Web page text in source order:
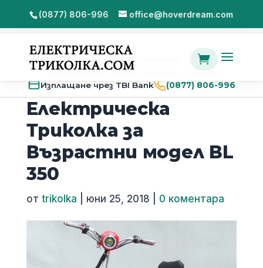
(0877) 806-996 office@hoverdream.com

2 години гаранция
Бърза доставка в цялата страна
Изплащане чрез TBI Bank
(0877) 806-996
Електрическа
Триколка за
Възрастни модел BL
350
от trikolka юни 25, 2018 0 коментара